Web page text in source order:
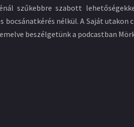
szűkebbre szabott
nélkül. A Saját
beszélgetünk a podcastban